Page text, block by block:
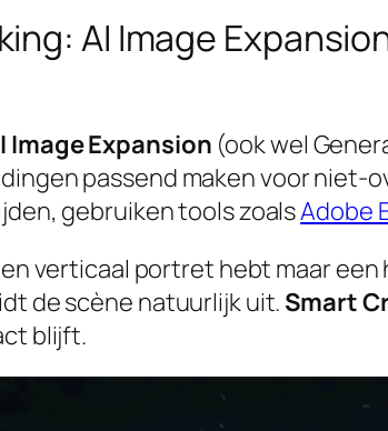
AI Image
Image Expansion (ook wel
passend maken voor niet-
gebruiken tools zoalsAdobe
verticaal portret hebt maar
de scène natuurlijk uit. Smart
blijft.